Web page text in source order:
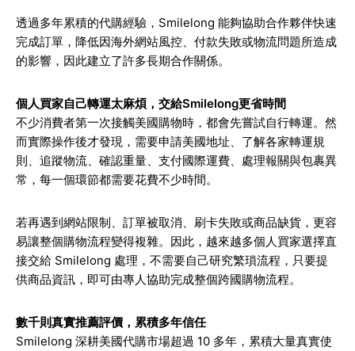
透過多年累積的代購經驗，Smilelong 能夠協助合作夥伴快速
完成訂單，降低因海外網站風控、付款失敗或物流問題所造成
的影響，因此建立了許多長期合作關係。
個人買家自己轉運太麻煩，交給Smilelong更省時間
不少消費者第一次接觸美國購物時，都會先嘗試自行轉運。然
而實際操作後才發現，需要申請美國地址、了解各家轉運規
則、追蹤物流、確認重量、支付國際運費、處理報關與包裹異
常，每一個環節都需要花費不少時間。
若再遇到網站限制、訂單被取消、刷卡失敗或商品缺貨，更容
易讓整個購物流程變得複雜。因此，越來越多個人買家選擇直
接交給 Smilelong 處理，不需要自己研究繁瑣流程，只要提
供商品資訊，即可由專人協助完成整個跨國購物流程。
數千則真實推薦評價，累積多年信任
Smilelong 深耕美國代購市場超過 10 多年，累積大量真實使